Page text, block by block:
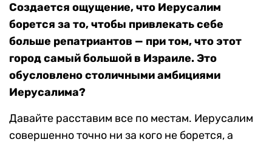
Создается ощущение, что Иерусалим
борется за то, чтобы привлекать себе
больше репатриантов — при том, что этот
город самый большой в Израиле. Это
обусловлено столичными амбициями
Иерусалима?
Давайте расставим все по местам. Иерусалим
совершенно точно ни за кого не борется, а